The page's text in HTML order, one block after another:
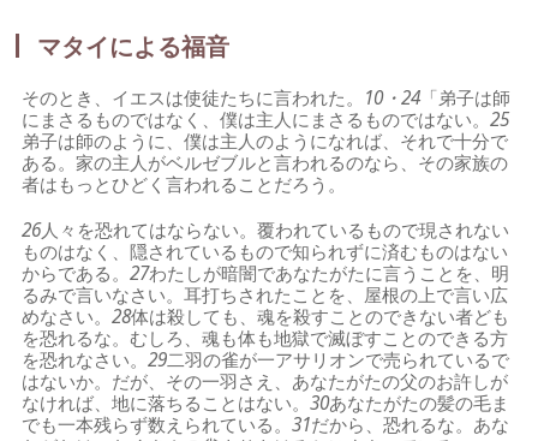
マタイによる福音
そのとき、イエスは使徒たちに言われた。 10・24 「弟子は師
にまさるものではなく、僕は主人にまさるものではない。25
弟子は師のように、僕は主人のようになれば、それで十分で
ある。家の主人がベルゼブルと言われるのなら、その家族の
者はもっとひどく言われることだろう。
26人々を恐れてはならない。覆われているもので現されない
ものはなく、隠されているもので知られずに済むものはない
からである。27わたしが暗闇であなたがたに言うことを、明
るみで言いなさい。耳打ちされたことを、屋根の上で言い広
めなさい。28体は殺しても、魂を殺すことのできない者ども
を恐れるな。むしろ、魂も体も地獄で滅ぼすことのできる方
を恐れなさい。29二羽の雀が一アサリオンで売られているで
はないか。だが、その一羽さえ、あなたがたの父のお許しが
なければ、地に落ちることはない。30あなたがたの髪の毛ま
でも一本残らず数えられている。31だから、恐れるな。あな